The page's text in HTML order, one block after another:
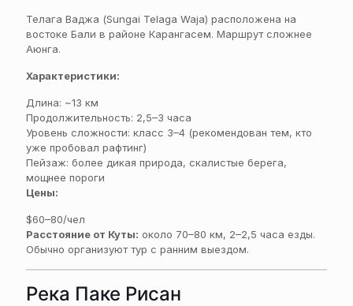
Телага Ваджа (Sungai Telaga Waja) расположена на
востоке Бали в районе Карангасем. Маршрут сложнее
Аюнга.
Характеристики:
Длина: ~13 км
Продолжительность: 2,5–3 часа
Уровень сложности: класс 3–4 (рекомендован тем, кто
уже пробовал рафтинг)
Пейзаж: более дикая природа, скалистые берега,
мощнее пороги
Цены:
$60–80/чел
Расстояние от Куты: около 70–80 км, 2–2,5 часа езды.
Обычно организуют тур с ранним выездом.
Река Паке Рисан